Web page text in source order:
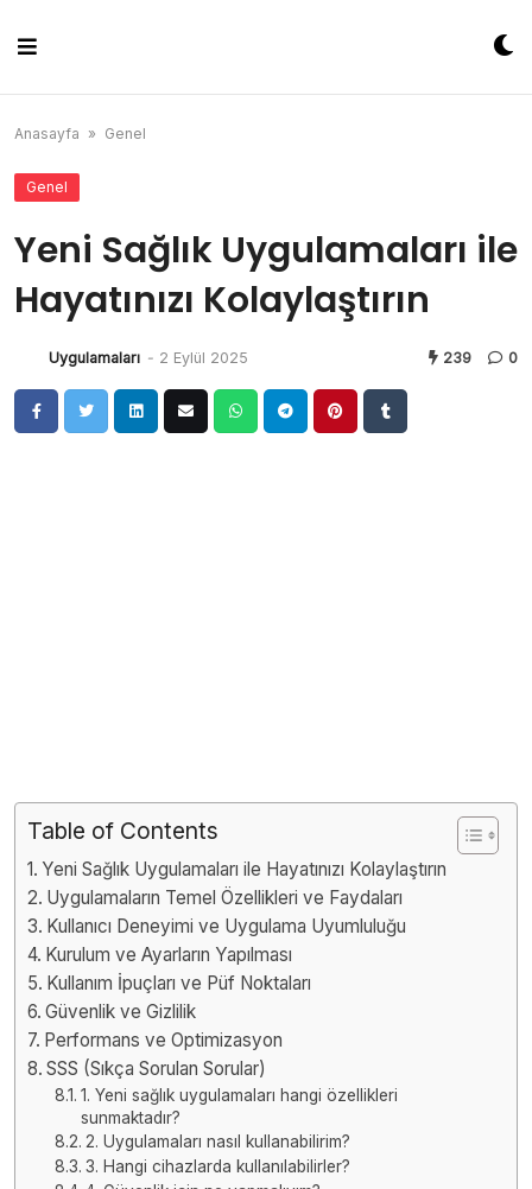
content
Anasayfa » Genel
Genel
Yeni Sağlık Uygulamaları ile
Hayatınızı Kolaylaştırın
Uygulamaları - 2 Eylül 2025 239 0
Table of Contents
Yeni Sağlık Uygulamaları ile Hayatınızı Kolaylaştırın
Uygulamaların Temel Özellikleri ve Faydaları
Kullanıcı Deneyimi ve Uygulama Uyumluluğu
Kurulum ve Ayarların Yapılması
Kullanım İpuçları ve Püf Noktaları
Güvenlik ve Gizlilik
Performans ve Optimizasyon
SSS (Sıkça Sorulan Sorular)
1. Yeni sağlık uygulamaları hangi özellikleri
sunmaktadır?
2. Uygulamaları nasıl kullanabilirim?
3. Hangi cihazlarda kullanılabilirler?